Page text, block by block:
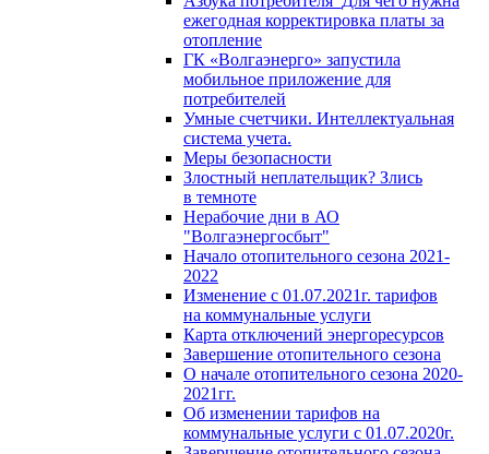
ежегодная корректировка платы за
отопление
ГК «Волгаэнерго» запустила
мобильное приложение для
потребителей
Умные счетчики. Интеллектуальная
система учета.
Меры безопасности
Злостный неплательщик? Злись
в темноте
Нерабочие дни в АО
"Волгаэнергосбыт"
Начало отопительного сезона 2021-
2022
Изменение с 01.07.2021г. тарифов
на коммунальные услуги
Карта отключений энергоресурсов
Завершение отопительного сезона
О начале отопительного сезона 2020-
2021гг.
Об изменении тарифов на
коммунальные услуги с 01.07.2020г.